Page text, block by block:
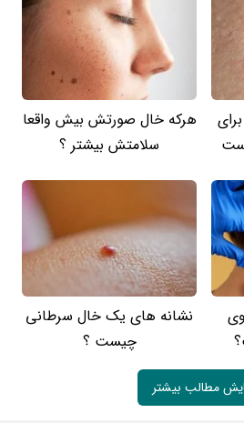
هرکه خال صورتش بیش واقعا
سلامتش بیشتر ؟
نشانه های یک خال سرطانی
چیست ؟
مطالب بیشتر